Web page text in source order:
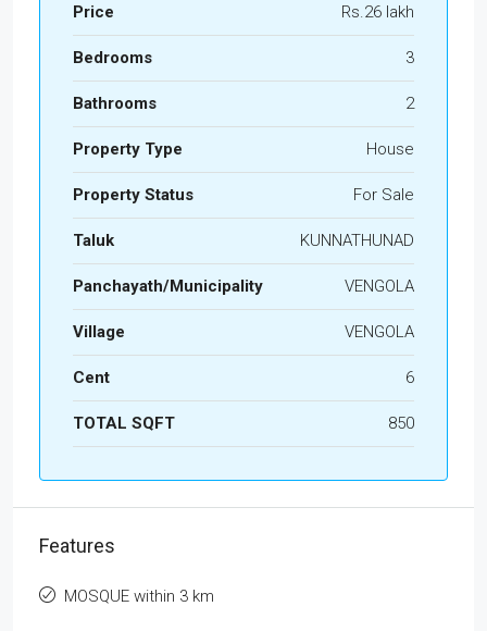
Price Rs.26 lakh
Bedrooms 3
Bathrooms 2
Property Type House
Property Status For Sale
Taluk KUNNATHUNAD
Panchayath/Municipality VENGOLA
Village VENGOLA
Cent 6
TOTAL SQFT 850
Features
MOSQUE within 3 km